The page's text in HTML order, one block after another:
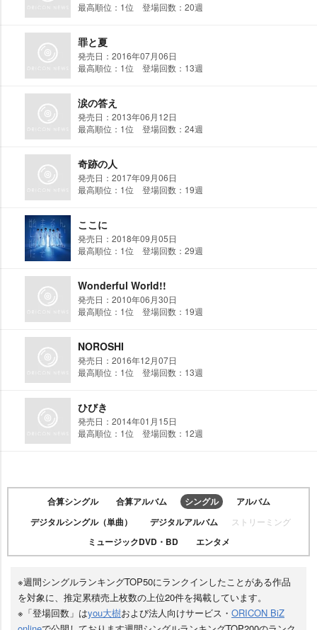
最高順位：1位 登場回数：20週
罪と夏
発売日：2016年07月06日
最高順位：1位 登場回数：13週
涙の答え
発売日：2013年06月12日
最高順位：1位 登場回数：24週
奇跡の人
発売日：2017年09月06日
最高順位：1位 登場回数：19週
ここに
発売日：2018年09月05日
最高順位：1位 登場回数：29週
Wonderful World!!
発売日：2010年06月30日
最高順位：1位 登場回数：19週
NOROSHI
発売日：2016年12月07日
最高順位：1位 登場回数：13週
ひびき
発売日：2014年01月15日
最高順位：1位 登場回数：12週
合算シングル 合算アルバム シングル
アルバム
デジタルシングル（単曲）
デジタルアルバム ストリーミング
ミュージックDVD・BD エンタメ
※週間シングルランキングTOP50にランクインしたことがある作品
を対象に、推定累積売上枚数の上位20件を掲載しています。
※「登場回数」はyou大樹および法人向けサービス・ ORICON BiZ